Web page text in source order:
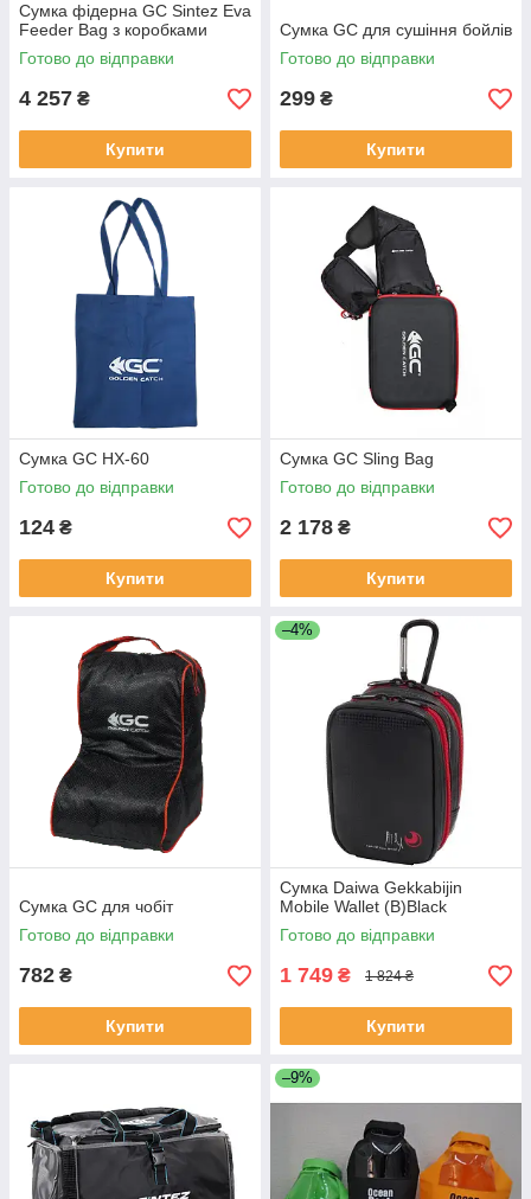
Сумка фідерна GC Sintez Eva
Feeder Bag з коробками
Готово до відправки
4 257 ₴
Купити
Сумка GC для сушіння бойлів
Готово до відправки
299 ₴
Купити
Сумка GC HX-60
Готово до відправки
124 ₴
Купити
Сумка GC Sling Bag
Готово до відправки
2 178 ₴
Купити
Сумка GC для чобіт
Готово до відправки
782 ₴
Купити
–4%
Сумка Daiwa Gekkabijin
Mobile Wallet (B)Black
Готово до відправки
1 749 ₴ 1 824 ₴
Купити
–9%